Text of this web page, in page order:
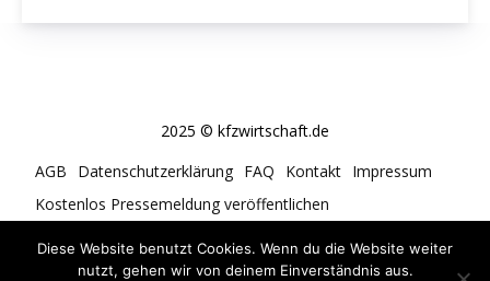
2025 © kfzwirtschaft.de
AGB
Datenschutzerklärung FAQ Kontakt Impressum
Kostenlos Pressemeldung veröffentlichen
Diese Website benutzt Cookies. Wenn du die Website weiter
nutzt, gehen wir von deinem Einverständnis aus.